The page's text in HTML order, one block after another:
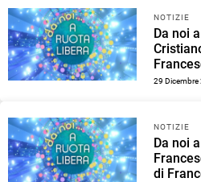
NOTIZIE
Da noi
29 Dicembre
NOTIZIE
Da noi
di